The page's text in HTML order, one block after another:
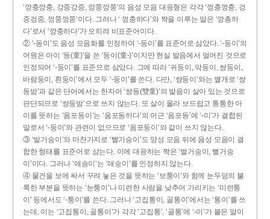
‘깡충깡충, 강중강중, 깡쭝깡쭝’의 음성 모음 대응형은 각각 ‘껑충껑충, 겅
중겅중, 껑쭝껑쭝’이다. 그러나 ‘ 껑충하다’와 짝을 이루는 말은 ‘깡총하
다’로서 ‘깡충하다’가 오히려 비표준어이다.
② ‘-동이’도 음성 모음화를 인정하여 ‘-둥이’를 표준어로 삼았다. ‘-둥이’의
어원은 아이 ‘동(童)’을 쓴 ‘동이(童-)’이지만 현실 발음에서 멀어진 것으로
인정되어 ‘-둥이’를 표준으로 삼았다. 그에 따라 ‘귀둥이, 막둥이, 쌍둥이,
바람둥이, 흰둥이’에서 모두 ‘-둥이’를 쓴다. 다만, ‘쌍둥이’와는 별개로 ‘쌍
동밤’과 같은 단어에서는 한자어 ‘쌍동(雙童)’의 발음이 살아 있는 것으로
판단되므로 ‘쌍둥밤’으로 쓰지 않는다. 또 살이 올라 보드랍고 통통한 아
이를 뜻하는 ‘옴포동이’는 ‘옴포동하다’의 어근 ‘옴포동’에 ‘-이’가 결합된
말로서 ‘-둥이’와 관련이 없으므로 ‘옴포둥이’와 같이 쓰지 않는다.
③ ‘발가숭이’와 마찬가지로 ‘빨가숭이’도 양성 모음 뒤에 음성 모음이 결
합한 형태를 표준어로 삼는다. 이에 대응하는 짝은 ‘벌거숭이, 뻘거숭
이’이다. 그러나 ‘애송이’는 ‘애숭이’를 인정하지 않는다.
④ 물건을 보에 싸서 꾸려 놓은 것을 뜻하는 ‘보퉁이’와 함께 눈두덩의 불
룩한 부분을 뜻하는 ‘눈퉁이’나 미련한 사람을 낮추어 가리키는 ‘미련퉁
이’ 등에서도 ‘-퉁이’를 쓴다. 그러나 ‘고집통이, 골통이’에서는 ‘통이’를 쓰
는데, 이는 ‘고집통이, 골통이’가 각각 ‘고집통’, ‘골통’에 ‘-이’가 붙은 말이